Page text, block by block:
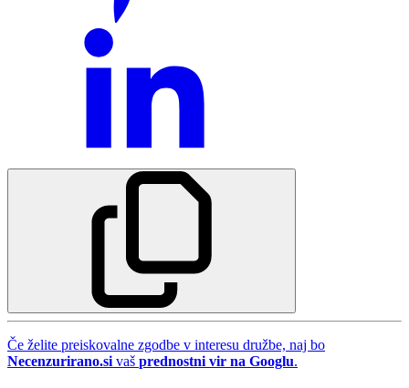
Če želite preiskovalne zgodbe v interesu družbe, naj bo
Necenzurirano.si vaš prednostni vir na Googlu.